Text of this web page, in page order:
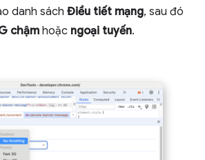
danh sách Điều tiết mạng, sau đó
chậmhoặc ngoại tuyến.